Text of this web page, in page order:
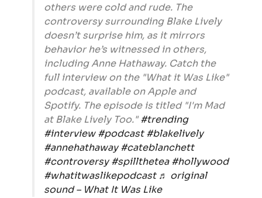
others were cold and rude. The
controversy surrounding Blake Lively
doesn’t surprise him, as it mirrors
behavior he’s witnessed in others,
including Anne Hathaway. Catch the
full interview on the "What it Was Like"
podcast, available on Apple and
Spotify. The episode is titled "I'm Mad
at Blake Lively Too."#trending
#interview #podcast #blakelively
#annehathaway #cateblanchett
#controversy #spillthetea #hollywood
#whatitwaslikepodcast ♬ original
sound – What It Was Like